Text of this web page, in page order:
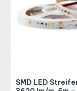
SMD LED